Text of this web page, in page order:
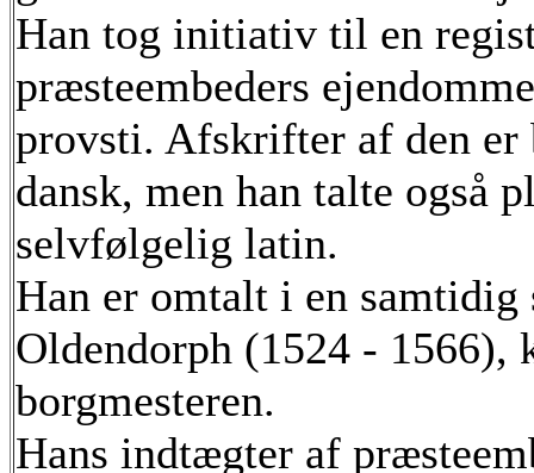
Han tog initiativ til en
præsteembeders
provsti. Afskrifter af den er
dansk, men han talte også
selvfølgelig latin.
Han er omtalt i en
Oldendorph (1524 - 1566),
borgmesteren.
Hans indtægter af